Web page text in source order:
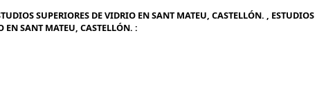
SUPERIORES DE VIDRIO EN SANT MATEU, CASTELLÓN. , ESTUDIOS
EN SANT MATEU, CASTELLÓN. :